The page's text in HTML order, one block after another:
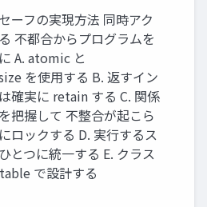
ーフの実現⽅法 同時アク
不都合からプログラムを
A. atomic と
を使⽤する B. 返すイン
確実に retain する C. 関係
把握して 不整合が起こら
ロックする D. 実⾏するス
とつに統⼀する E. クラス
で設計する